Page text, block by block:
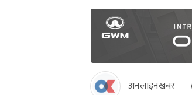
अनलाइनखबर